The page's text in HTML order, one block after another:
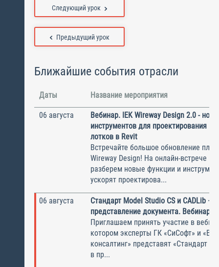
Предыдущий урок
Следующий урок
Ближайшие события отрасли
Даты Название мероприятия
06 августа
Вебинар. IEK Wireway Design 2.0 -
инструментов для проектирования
лотков в Revit
Встречайте большое обновление
Wireway Design! На онлайн-встрече
разберем новые функции и
ускорят проектирова...
06 августа
Стандарт Model Studio CS и CADLib —
представление документа. Вебинар
Приглашаем принять участие в
котором эксперты ГК «СиСофт» и
консалтинг» представят «Стандарт
в пр...